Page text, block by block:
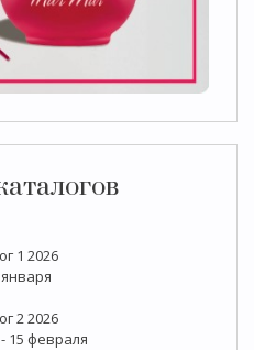
1 2026
2 2026
15 февраля